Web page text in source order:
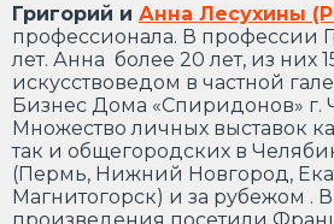
Григорий и Анна Лесухины
профессионала. В профессии
лет. Анна более 20 лет, из них
искусствоведом в частной
Бизнес Дома «Спиридонов» г.
Множество личных выставок
так и общегородских в
(Пермь, Нижний Новгород,
Магнитогорск) и за рубежом .
произведения посетили